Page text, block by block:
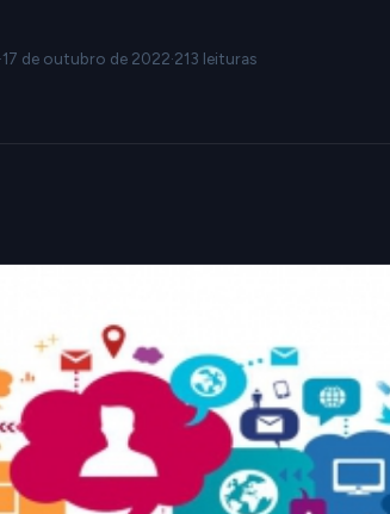
·17 de outubro de 2022·213 leituras